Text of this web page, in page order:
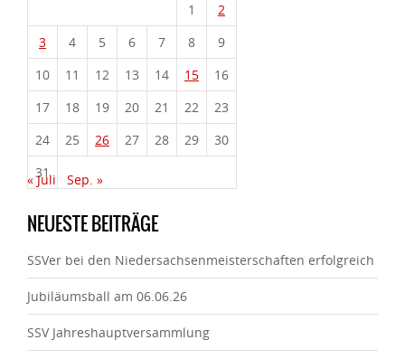
1
2
3
4 5 6 7 8
9
10
11 12 13 14 15
16
17
18 19 20 21 22
23
24
25 26 27 28 29
30
31
« Juli Sep. »
NEUESTE BEITRÄGE
SSVer bei den Niedersachsenmeisterschaften erfolgreich
Jubiläumsball am 06.06.26
SSV Jahreshauptversammlung